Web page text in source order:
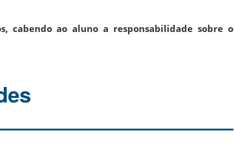
cabendo ao aluno a responsabilidade sobre o